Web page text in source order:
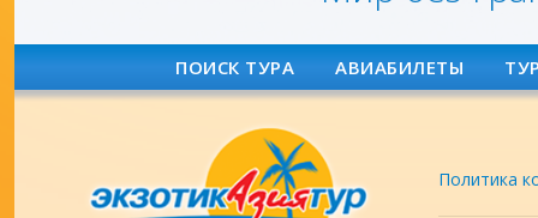
ПОИСК ТУРА АВИАБИЛЕТЫ
Политика